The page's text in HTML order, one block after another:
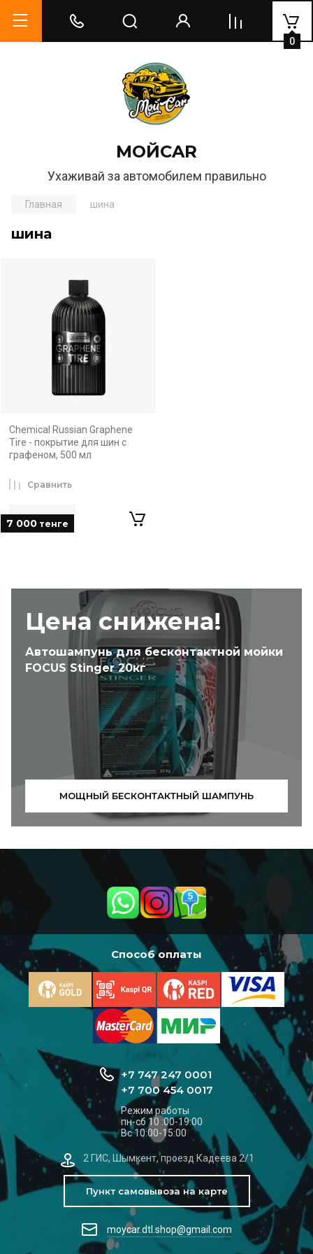
МОЙCAR
Ухаживай за автомобилем правильно
0
Цена снижена!
Автошампунь для бесконтактной мойки
FOCUS Stinger 20кг
МОЩНЫЙ БЕСКОНТАКТНЫЙ ШАМПУНЬ
Главная шина
шина
Chemical Russian Graphene
Tire - покрытие для шин с
графеном, 500 мл
7 000 тенге
Сравнить
Способ оплаты
+7 747 247 0001
+7 700 454 0017
Режим работы
пн-сб 10 :00-19:00
Вс 10:00-15:00
2 ГИС, Шымкент, проезд Кадеева 2/1
Пункт самовывоза на карте
moycar.dtl.shop@gmail.com